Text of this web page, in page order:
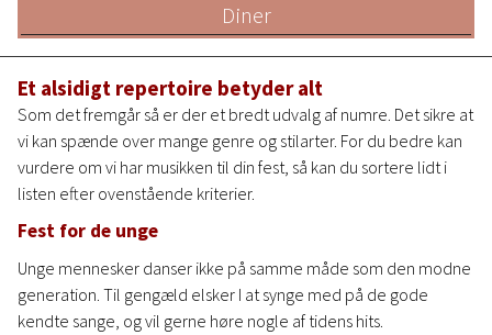
Diner
Et alsidigt repertoire betyder alt
Som det fremgår så er der et bredt udvalg af numre. Det sikre at
vi kan spænde over mange genre og stilarter. For du bedre kan
vurdere om vi har musikken til din fest, så kan du sortere lidt i
listen efter ovenstående kriterier.
Fest for de unge
Unge mennesker danser ikke på samme måde som den modne
generation. Til gengæld elsker I at synge med på de gode
kendte sange, og vil gerne høre nogle af tidens hits.